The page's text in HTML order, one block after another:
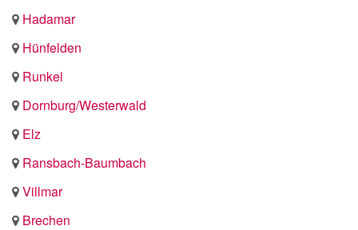
Hadamar
Hünfelden
Runkel
Dornburg/Westerwald
Elz
Ransbach-Baumbach
Villmar
Brechen